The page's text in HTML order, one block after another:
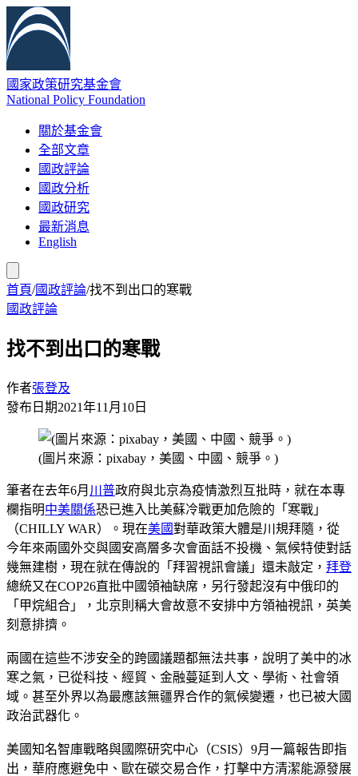
國家政策研究基金會
National Policy Foundation
關於基金會
全部文章
國政評論
國政分析
國政研究
最新消息
English
首頁/國政評論/找不到出口的寒戰
國政評論
找不到出口的寒戰
作者張登及
發布日期2021年11月10日
(圖片來源：pixabay，美國、中國、競爭。)
筆者在去年6月 川普政府與北京為疫情激烈互批時，就在本專
欄指明中美關係恐已進入比美蘇冷戰更加危險的「寒戰」
（CHILLY WAR）。現在美國對華政策大體是川規拜隨，從
今年來兩國外交與國安高層多次會面話不投機、氣候特使對話
幾無建樹，現在就在傳說的「拜習視訊會議」還未敲定， 拜登
總統又在COP26直批中國領袖缺席，另行發起沒有中俄印的
「甲烷組合」，北京則稱大會故意不安排中方領袖視訊，英美
刻意排擠。
兩國在這些不涉安全的跨國議題都無法共事，說明了美中的冰
寒之氣，已從科技、經貿、金融蔓延到人文、學術、社會領
域。甚至外界以為最應該無疆界合作的氣候變遷，也已被大國
政治武器化。
美國知名智庫戰略與國際研究中心（CSIS）9月一篇報告即指
出，華府應避免中、歐在碳交易合作，打擊中方清潔能源發展